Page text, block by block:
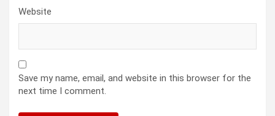
Website
Save my name, email, and website in this browser for the
next time I comment.